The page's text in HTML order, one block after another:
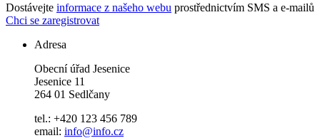
Dostávejte informace z našeho webu prostřednictvím SMS a e-mailů
Chci se zaregistrovat
Adresa
Obecní úřad Jesenice
Jesenice 11
264 01 Sedlčany
tel.: +420 123 456 789
email: info@info.cz